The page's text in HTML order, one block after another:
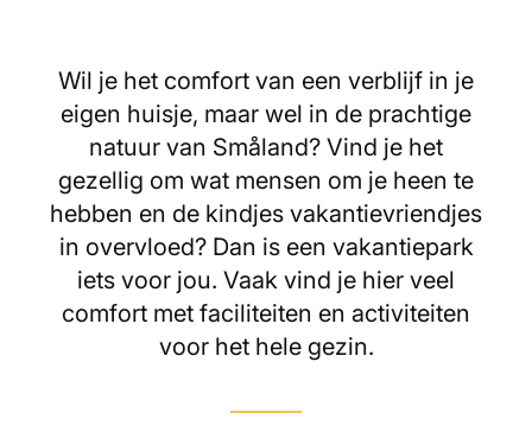
Wil je het comfort van een verblijf in je
eigen huisje, maar wel in de prachtige
natuur van Småland? Vind je het
gezellig om wat mensen om je heen te
hebben en de kindjes vakantievriendjes
in overvloed? Dan is een vakantiepark
iets voor jou. Vaak vind je hier veel
comfort met faciliteiten en activiteiten
voor het hele gezin.